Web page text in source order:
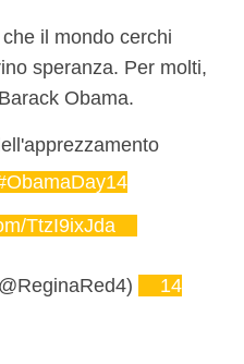
il mondo cerchi
speranza. Per molti,
Obama.
TtzI9ixJda
14